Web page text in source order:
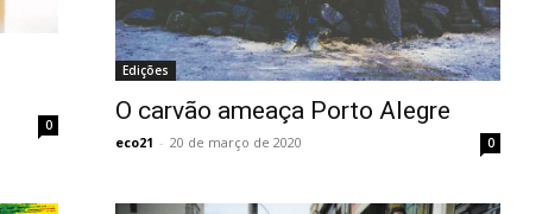
0
Edições
O carvão ameaça Porto Alegre
eco21 - 20 de março de 2020 0